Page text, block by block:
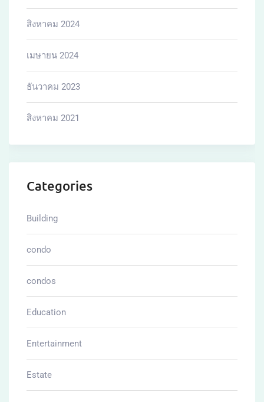
สิงหาคม 2024
เมษายน 2024
ธันวาคม 2023
สิงหาคม 2021
Categories
Building
condo
condos
Education
Entertainment
Estate